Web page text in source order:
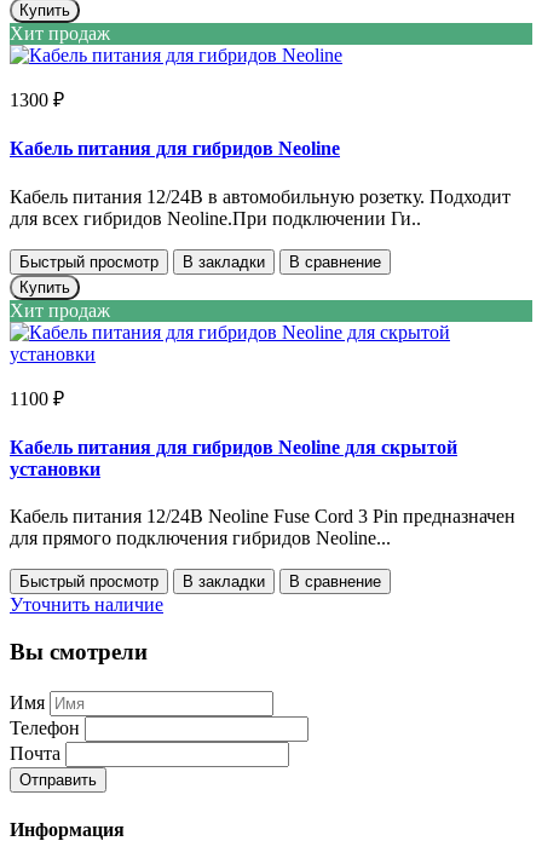
Купить
Хит продаж
1300 ₽
Кабель питания для гибридов Neoline
Кабель питания 12/24В в автомобильную розетку. Подходит
для всех гибридов Neoline.При подключении Ги..
Быстрый просмотр В закладки
В сравнение
Купить
Хит продаж
1100 ₽
Кабель питания для гибридов Neoline для скрытой
установки
Кабель питания 12/24В Neoline Fuse Cord 3 Pin предназначен
для прямого подключения гибридов Neoline...
Быстрый просмотр В закладки В сравнение
Уточнить наличие
Вы смотрели
Имя
Телефон
Почта
Отправить
Информация